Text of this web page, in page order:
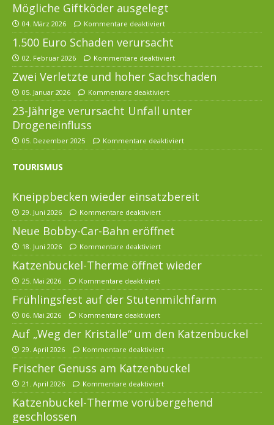
Mögliche Giftköder ausgelegt
04. März 2026 Kommentare deaktiviert
1.500 Euro Schaden verursacht
02. Februar 2026 Kommentare deaktiviert
Zwei Verletzte und hoher Sachschaden
05. Januar 2026 Kommentare deaktiviert
23-Jährige verursacht Unfall unter
Drogeneinfluss
05. Dezember 2025 Kommentare deaktiviert
TOURISMUS
Kneippbecken wieder einsatzbereit
29. Juni 2026 Kommentare deaktiviert
Neue Bobby-Car-Bahn eröffnet
18. Juni 2026 Kommentare deaktiviert
Katzenbuckel-Therme öffnet wieder
25. Mai 2026 Kommentare deaktiviert
Frühlingsfest auf der Stutenmilchfarm
06. Mai 2026 Kommentare deaktiviert
Auf „Weg der Kristalle“ um den Katzenbuckel
29. April 2026 Kommentare deaktiviert
Frischer Genuss am Katzenbuckel
21. April 2026 Kommentare deaktiviert
Katzenbuckel-Therme vorübergehend
geschlossen